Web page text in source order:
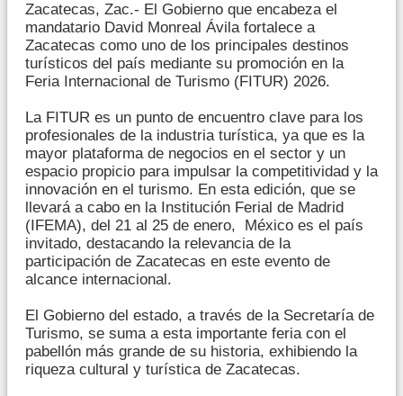
Zacatecas, Zac.- El Gobierno que encabeza el
mandatario David Monreal Ávila fortalece a
Zacatecas como uno de los principales destinos
turísticos del país mediante su promoción en la
Feria Internacional de Turismo (FITUR) 2026.
La FITUR es un punto de encuentro clave para los
profesionales de la industria turística, ya que es la
mayor plataforma de negocios en el sector y un
espacio propicio para impulsar la competitividad y la
innovación en el turismo. En esta edición, que se
llevará a cabo en la Institución Ferial de Madrid
(IFEMA), del 21 al 25 de enero, México es el país
invitado, destacando la relevancia de la
participación de Zacatecas en este evento de
alcance internacional.
El Gobierno del estado, a través de la Secretaría de
Turismo, se suma a esta importante feria con el
pabellón más grande de su historia, exhibiendo la
riqueza cultural y turística de Zacatecas.